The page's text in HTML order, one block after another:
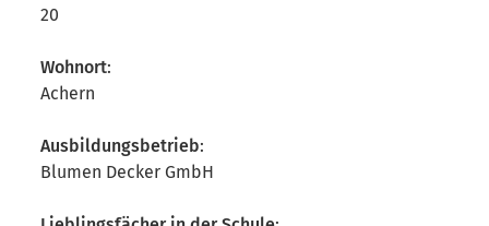
20
Wohnort:
Achern
Ausbildungsbetrieb:
Blumen Decker GmbH